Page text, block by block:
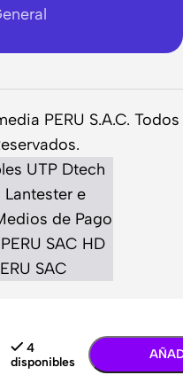
PERU S.A.C. Todos
4
disponibles